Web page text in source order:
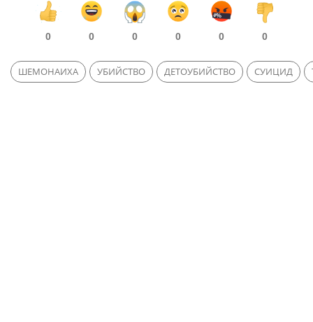
0 0 0 0 0 0
ШЕМОНАИХА УБИЙСТВО ДЕТОУБИЙСТВО СУИЦИД